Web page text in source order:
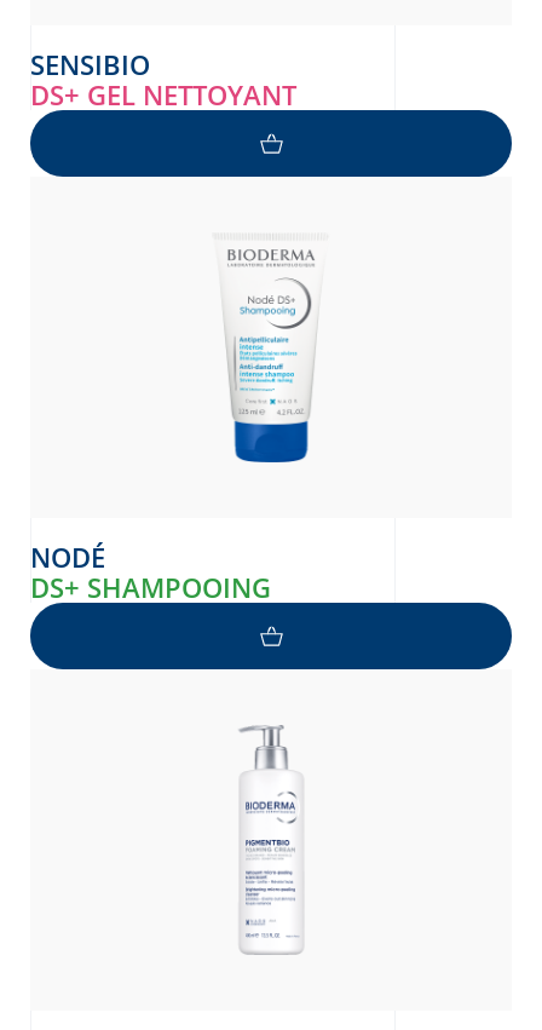
SENSIBIO
DS+ GEL NETTOYANT
NODÉ
DS+ SHAMPOOING